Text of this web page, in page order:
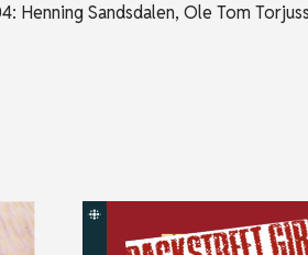
Sandsdalen, Ole Tom